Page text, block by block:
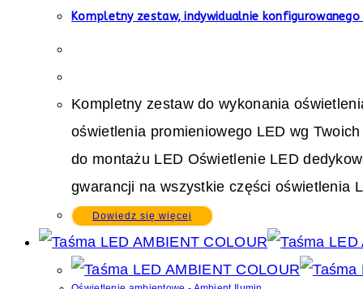
Kompletny zestaw, indywidualnie konfigurowanego
Kompletny zestaw do wykonania
oświetlenia promieniowego LED wg
do montażu LED Oświetlenie LED
gwarancji na wszystkie części oświetlenia
Dowiedz się więcej